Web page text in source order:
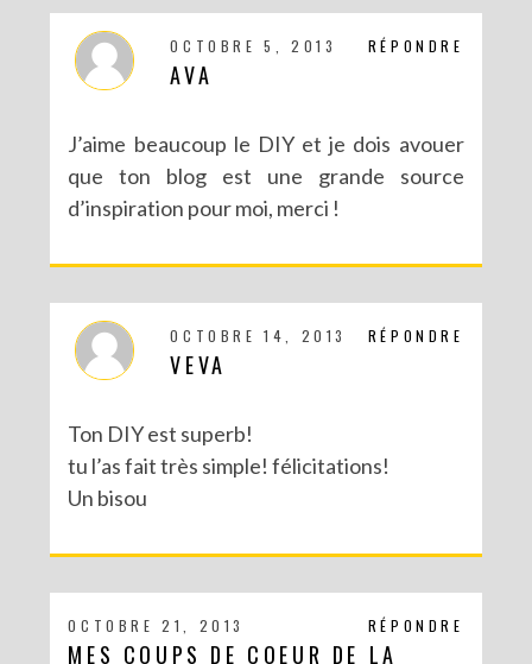
RÉPONDRE
OCTOBRE 5, 2013
AVA
J’aime beaucoup le DIY et je dois avouer
que ton blog est une grande source
d’inspiration pour moi, merci !
RÉPONDRE
OCTOBRE 14, 2013
VEVA
Ton DIY est superb!
tu l’as fait très simple! félicitations!
Un bisou
RÉPONDRE
OCTOBRE 21, 2013
MES COUPS DE COEUR DE LA